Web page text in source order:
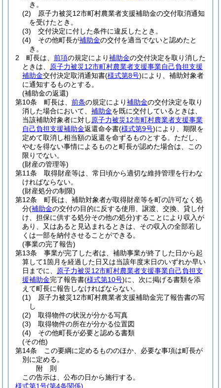
き。
(2)
原子力被災12市町村農業者支援補助金の交付取消通知
を受けたとき。
(3)
交付決定に付した条件に違反したとき。
(4)
その他町長が補助金の交付を適当でないと認めたと
き。
2
町長は、 前項の規定により補助金の交付決定を取り消した
ときは、
原子力被災12市町村農業者支援事業自己負担支援
補助金交付決定取消通知書(様式第8号)により、補助対象者
に通知するものとする。
(補助金の返還)
第10条
町長は、 前条の規定により補助金の交付決定を取り
消した場合において、 補助金を既に交付しているときは、
当該補助対象者に対し 原子力被災12市町村農業者支援事業
自己負担支援補助金返還命令書(様式第9号)により、期限を
定めて取消し相当額の返還を命ずるものとする。 ただし、
やむを得ない事情によるものと町長が認めた場合は、この
限りでない。
(財産の管理等)
第11条
取得財産等は、常日頃から適切な維持管理を行わな
ければならない。
(財産処分の制限)
第12条
町長は、補助対象者が取得財産等を町の許可なく処
分(補助金の交付の目的に反する使用、譲渡、交換、貸し付
け、担保に供する処分その他の処分)することにより収入が
あり、又はあると見込まれるときは、その収入の全部若し
くは一部を納付させることができる。
(事業の完了報告)
第13条
事業が完了した者は、補助事業が終了した日から起
算して1箇月を経過した日又は当該年度末日のいずれか早い
日までに、
原子力被災12市町村農業者支援事業自己負担支
援補助金完了報告書(様式第10号)に、次に掲げる書類を添
えて町長に報告しなければならない。
(1)
原子力被災12市町村農業者支援補助金完了報告書の写
し
(2)
取得物件の状況が分かる写真
(3)
取得物件の所在が分かる位置図
(4)
その他町長が必要と認める書類
(その他)
第14条
この要綱に定めるもののほか、必要な事項は町長が
別に定める。
附 則
この告示は、公布の日から施行する。
様式第1号(第4条関係)